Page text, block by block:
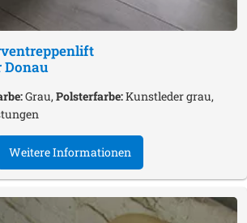
Donau
Grau,Polsterfarbe:Kunstleder grau,
Weitere Informationen